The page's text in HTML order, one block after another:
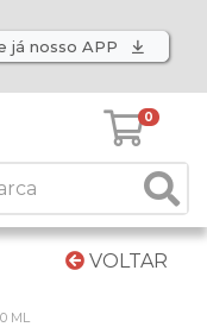
já nosso APP
0
VOLTAR
ML